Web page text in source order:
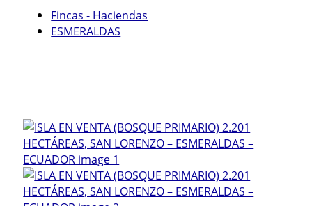
Fincas - Haciendas
ESMERALDAS